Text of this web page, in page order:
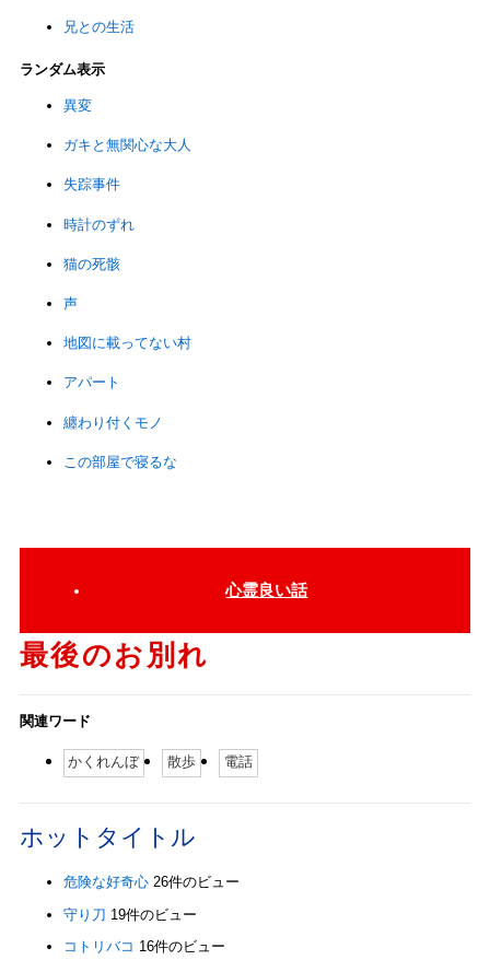
兄との生活
ランダム表示
異変
ガキと無関心な大人
失踪事件
時計のずれ
猫の死骸
声
地図に載ってない村
アパート
纏わり付くモノ
この部屋で寝るな
心霊良い話
最後のお別れ
関連ワード
かくれんぼ 散歩 電話
ホットタイトル
危険な好奇心 26件のビュー
守り刀 19件のビュー
コトリバコ 16件のビュー